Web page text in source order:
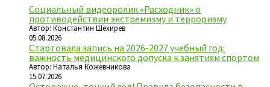
Социальный видеоролик «Расходник» о
противодействии экстремизму и терроризму
Автор: Константин Шехирев
05.08.2026
Стартовала запись на 2026-2027 учебный год:
важность медицинского допуска к занятиям спортом
Автор: Наталья Кожевникова
15.07.2026